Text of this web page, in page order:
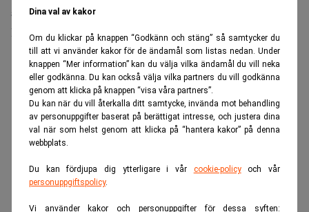
Dina val av kakor
Om du klickar på knappen “Godkänn och stäng” så samtycker du
till att vi använder kakor för de ändamål som listas nedan. Under
knappen “Mer information” kan du välja vilka ändamål du vill neka
eller godkänna. Du kan också välja vilka partners du vill godkänna
genom att klicka på knappen “visa våra partners”.
Du kan när du vill återkalla ditt samtycke, invända mot behandling
av personuppgifter baserat på berättigat intresse, och justera dina
val när som helst genom att klicka på “hantera kakor” på denna
webbplats.
Du kan fördjupa dig ytterligare i vår cookie-policyoch vår
personuppgiftspolicy.
Vi använder kakor och personuppgifter för dessa syften:
är detta ytterligare ett hot när det börspusslet skall
läggas under resten av året.
ANNONS